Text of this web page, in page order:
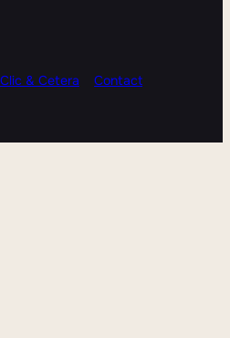
Clic & Cetera Contact